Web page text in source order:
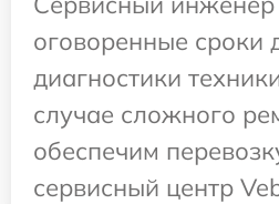
оговоренные сроки
диагностики
случае сложного
обеспечим
сервисный центр